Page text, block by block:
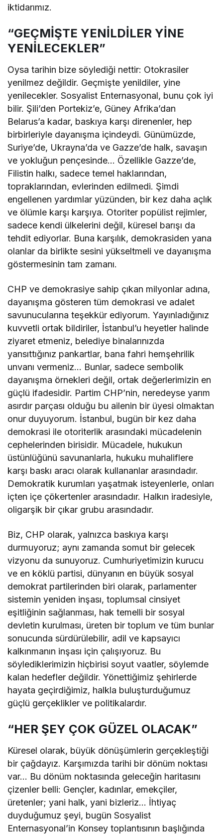
iktidarımız.
“GEÇMİŞTE YENİLDİLER YİNE
YENİLECEKLER”
Oysa tarihin bize söylediği nettir: Otokrasiler
yenilmez değildir. Geçmişte yenildiler, yine
yenilecekler. Sosyalist Enternasyonal, bunu çok iyi
bilir. Şili’den Portekiz’e, Güney Afrika’dan
Belarus’a kadar, baskıya karşı direnenler, hep
birbirleriyle dayanışma içindeydi. Günümüzde,
Suriye’de, Ukrayna’da ve Gazze’de halk, savaşın
ve yokluğun pençesinde… Özellikle Gazze’de,
Filistin halkı, sadece temel haklarından,
topraklarından, evlerinden edilmedi. Şimdi
engellenen yardımlar yüzünden, bir kez daha açlık
ve ölümle karşı karşıya. Otoriter popülist rejimler,
sadece kendi ülkelerini değil, küresel barışı da
tehdit ediyorlar. Buna karşılık, demokrasiden yana
olanlar da birlikte sesini yükseltmeli ve dayanışma
göstermesinin tam zamanı.
CHP ve demokrasiye sahip çıkan milyonlar adına,
dayanışma gösteren tüm demokrasi ve adalet
savunucularına teşekkür ediyorum. Yayınladığınız
kuvvetli ortak bildiriler, İstanbul’u heyetler halinde
ziyaret etmeniz, belediye binalarınızda
yansıttığınız pankartlar, bana fahri hemşehrilik
unvanı vermeniz… Bunlar, sadece sembolik
dayanışma örnekleri değil, ortak değerlerimizin en
güçlü ifadesidir. Partim CHP’nin, neredeyse yarım
asırdır parçası olduğu bu ailenin bir üyesi olmaktan
onur duyuyorum. İstanbul, bugün bir kez daha
demokrasi ile otoriterlik arasındaki mücadelenin
cephelerinden birisidir. Mücadele, hukukun
üstünlüğünü savunanlarla, hukuku muhaliflere
karşı baskı aracı olarak kullananlar arasındadır.
Demokratik kurumları yaşatmak isteyenlerle, onları
içten içe çökertenler arasındadır. Halkın iradesiyle,
oligarşik bir çıkar grubu arasındadır.
Biz, CHP olarak, yalnızca baskıya karşı
durmuyoruz; aynı zamanda somut bir gelecek
vizyonu da sunuyoruz. Cumhuriyetimizin kurucu
ve en köklü partisi, dünyanın en büyük sosyal
demokrat partilerinden biri olarak, parlamenter
sistemin yeniden inşası, toplumsal cinsiyet
eşitliğinin sağlanması, hak temelli bir sosyal
devletin kurulması, üreten bir toplum ve tüm bunlar
sonucunda sürdürülebilir, adil ve kapsayıcı
kalkınmanın inşası için çalışıyoruz. Bu
söylediklerimizin hiçbirisi soyut vaatler, söylemde
kalan hedefler değildir. Yönettiğimiz şehirlerde
hayata geçirdiğimiz, halkla buluşturduğumuz
güçlü gerçeklikler ve politikalardır.
“HER ŞEY ÇOK GÜZEL OLACAK”
Küresel olarak, büyük dönüşümlerin gerçekleştiği
bir çağdayız. Karşımızda tarihi bir dönüm noktası
var… Bu dönüm noktasında geleceğin haritasını
çizenler belli: Gençler, kadınlar, emekçiler,
üretenler; yani halk, yani bizleriz… İhtiyaç
duyduğumuz şeyi, bugün Sosyalist
Enternasyonal’in Konsey toplantısının başlığında